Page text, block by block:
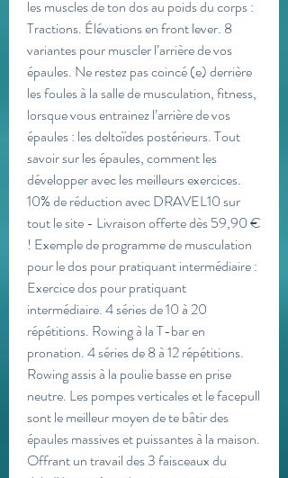
les muscles de ton dos au poids du corps :
Tractions. Élévations en front lever. 8
variantes pour muscler l’arrière de vos
épaules. Ne restez pas coincé (e) derrière
les foules à la salle de musculation, fitness,
lorsque vous entrainez l’arrière de vos
épaules : les deltoïdes postérieurs. Tout
savoir sur les épaules, comment les
développer avec les meilleurs exercices.
10% de réduction avec DRAVEL10 sur
tout le site - Livraison offerte dès 59,90 €
! Exemple de programme de musculation
pour le dos pour pratiquant intermédiaire :
Exercice dos pour pratiquant
intermédiaire. 4 séries de 10 à 20
répétitions. Rowing à la T-bar en
pronation. 4 séries de 8 à 12 répétitions.
Rowing assis à la poulie basse en prise
neutre. Les pompes verticales et le facepull
sont le meilleur moyen de te bâtir des
épaules massives et puissantes à la maison.
Offrant un travail des 3 faisceaux du